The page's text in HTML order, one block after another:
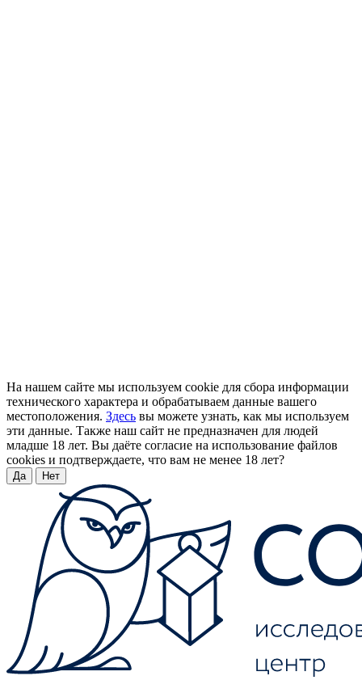
На нашем сайте мы используем cookie для сбора информации
технического характера и обрабатываем данные вашего
местоположения. Здесь вы можете узнать, как мы используем
эти данные. Также наш сайт не предназначен для людей
младше 18 лет. Вы даёте согласие на использование файлов
cookies и подтверждаете, что вам не менее 18 лет?
Да Нет